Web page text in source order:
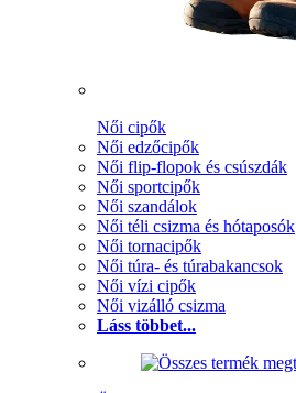
Női cipők
Női edzőcipők
Női flip-flopok és csúszdák
Női sportcipők
Női szandálok
Női téli csizma és hótaposók
Női tornacipők
Női túra- és túrabakancsok
Női vízi cipők
Női vizálló csizma
Láss többet...